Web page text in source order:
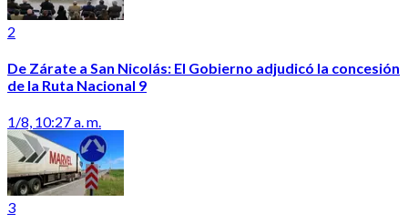
2
De Zárate a San Nicolás: El Gobierno adjudicó la concesión
de la Ruta Nacional 9
1/8, 10:27 a. m.
3